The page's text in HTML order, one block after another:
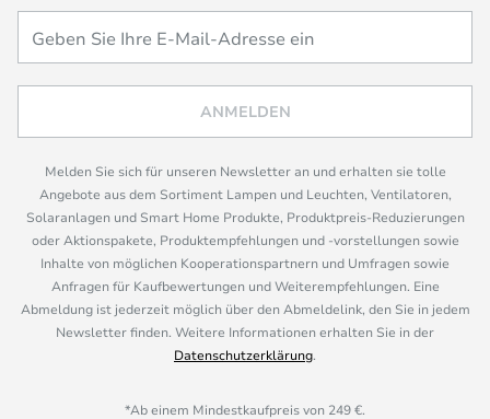
ANMELDEN
Melden Sie sich für unseren Newsletter an und erhalten sie tolle
Angebote aus dem Sortiment Lampen und Leuchten, Ventilatoren,
Solaranlagen und Smart Home Produkte, Produktpreis-Reduzierungen
oder Aktionspakete, Produktempfehlungen und -vorstellungen sowie
Inhalte von möglichen Kooperationspartnern und Umfragen sowie
Anfragen für Kaufbewertungen und Weiterempfehlungen. Eine
Abmeldung ist jederzeit möglich über den Abmeldelink, den Sie in jedem
Newsletter finden. Weitere Informationen erhalten Sie in der
Datenschutzerklärung.
*Ab einem Mindestkaufpreis von 249 €.